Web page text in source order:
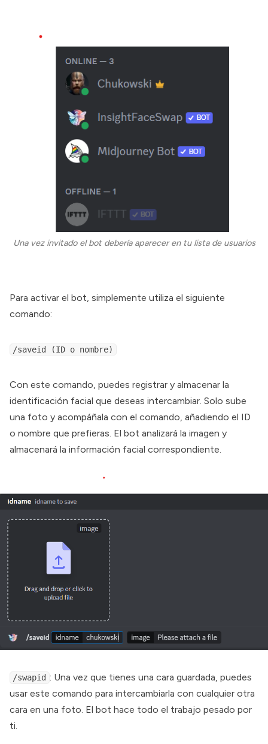
Una vez invitado el bot debería aparecer en tu lista de usuarios
Para activar el bot, simplemente utiliza el siguiente
comando:
/saveid (ID o nombre)
Con este comando, puedes registrar y almacenar la
identificación facial que deseas intercambiar. Solo sube
una foto y acompáñala con el comando, añadiendo el ID
o nombre que prefieras. El bot analizará la imagen y
almacenará la información facial correspondiente.
/swapid : Una vez que tienes una cara guardada, puedes
usar este comando para intercambiarla con cualquier otra
cara en una foto. El bot hace todo el trabajo pesado por
ti.